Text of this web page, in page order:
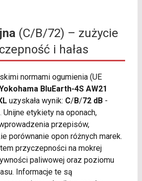
(C/B/72) – zużycie
i hałas
normami ogumienia (UE
BluEarth-4S AW21
uzyskała wynik: C/B/72 dB-
Unijne etykiety na oponach,
przepisów,
porównanie opon różnych marek.
przyczepności na mokrej
paliwowej oraz poziomu
Informacje te są